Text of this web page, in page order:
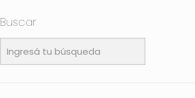
Buscar